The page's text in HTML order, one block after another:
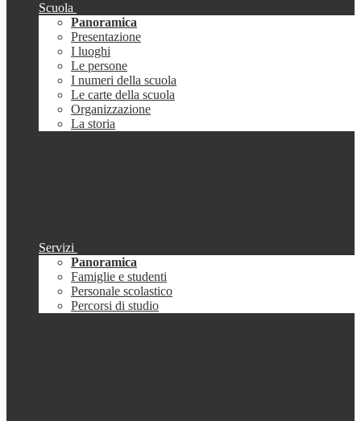
Scuola
Panoramica
Presentazione
I luoghi
Le persone
I numeri della scuola
Le carte della scuola
Organizzazione
La storia
Servizi
Panoramica
Famiglie e studenti
Personale scolastico
Percorsi di studio